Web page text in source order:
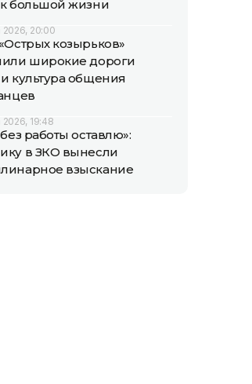
большой жизни
2026, 20:00
козырьков»
широкие дороги
культура общения
2026, 19:48
работы оставлю»:
в ЗКО вынесли
взыскание